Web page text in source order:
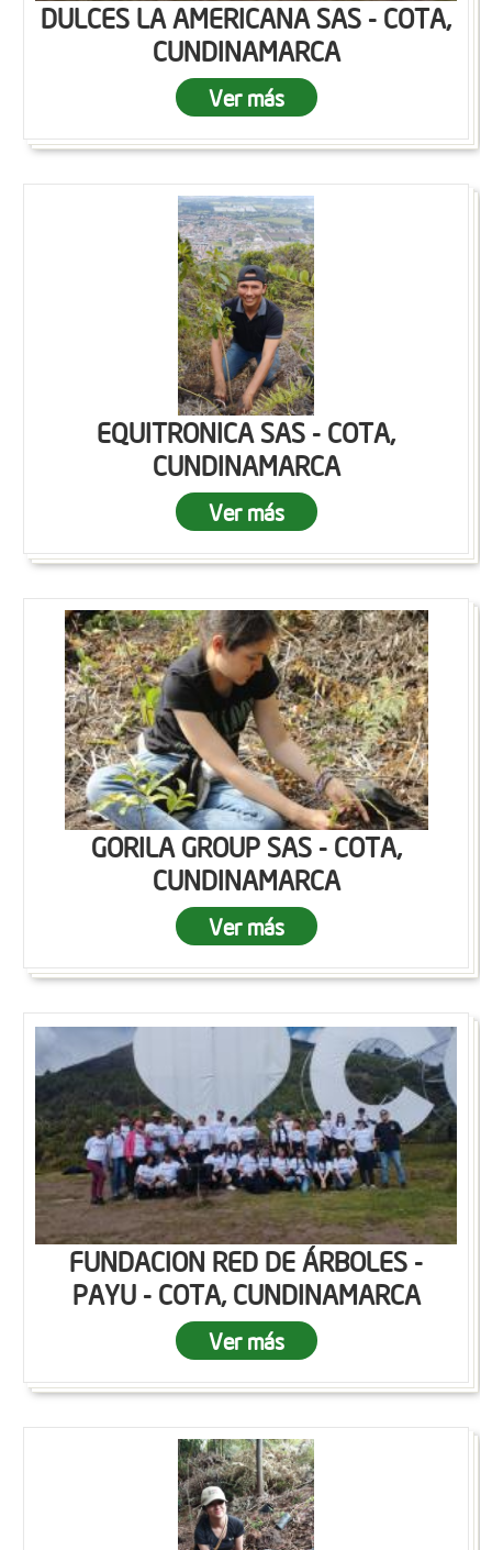
DULCES LA AMERICANA SAS - COTA,
CUNDINAMARCA
Ver más
EQUITRONICA SAS - COTA,
CUNDINAMARCA
Ver más
GORILA GROUP SAS - COTA,
CUNDINAMARCA
Ver más
FUNDACION RED DE ÁRBOLES -
PAYU - COTA, CUNDINAMARCA
Ver más